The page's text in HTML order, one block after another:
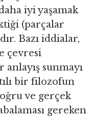
iyi yaşamak
(parçalar
Bazı iddialar,
çevresi
sunmayı
bir filozofun
ve gerçek
gereken